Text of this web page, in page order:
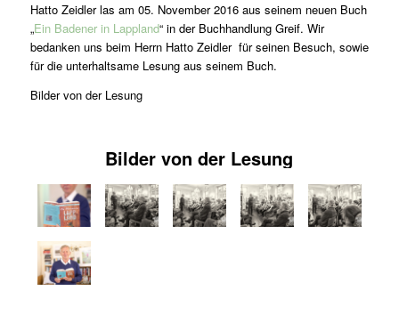
Hatto Zeidler las am 05. November 2016 aus seinem neuen Buch
„Ein Badener in Lappland“ in der Buchhandlung Greif. Wir
bedanken uns beim Herrn Hatto Zeidler für seinen Besuch, sowie
für die unterhaltsame Lesung aus seinem Buch.
Bilder von der Lesung
Bilder von der Lesung